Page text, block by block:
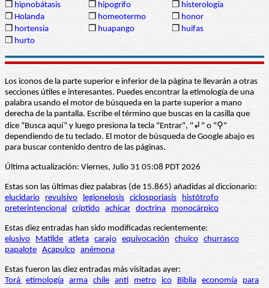
❒ hipnobátasis ❒ hipogrifo ❒ histerología
❒ Holanda ❒ homeotermo ❒ honor
❒ hortensia ❒ huapango ❒ huifas
❒ hurto
Los iconos de la parte superior e inferior de la página te llevarán a otras
secciones útiles e interesantes. Puedes encontrar la etimología de una
palabra usando el motor de búsqueda en la parte superior a mano
derecha de la pantalla. Escribe el término que buscas en la casilla que
dice “Busca aquí” y luego presiona la tecla "Entrar", "↲" o "⚲"
dependiendo de tu teclado. El motor de búsqueda de Google abajo es
para buscar contenido dentro de las páginas.
Última actualización: Viernes, Julio 31 05:08 PDT 2026
Estas son las últimas diez palabras (de 15.865) añadidas al diccionario:
elucidario
revulsivo legionelosis ciclosporiasis
histótrofo
preterintencional críptido achicar doctrina monocárpico
Estas diez entradas han sido modificadas recientemente:
elusivo
Matilde atleta carajo equivocación chuico churrasco
papalote Acapulco anémona
Estas fueron las diez entradas más visitadas ayer:
Torá etimología arma chile anti metro ico Biblia economía para